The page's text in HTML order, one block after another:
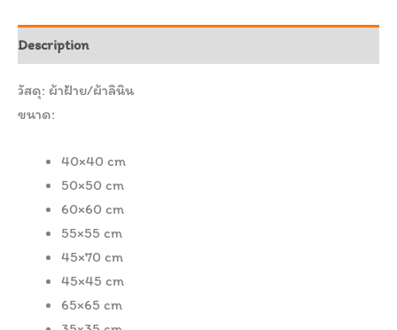
Description
วัสดุ: ผ้าฝ้าย/ผ้าลินิน
ขนาด:
40×40 cm
50×50 cm
60×60 cm
55×55 cm
45×70 cm
45×45 cm
65×65 cm